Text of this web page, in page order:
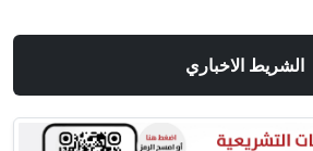
الشريط الاخباري